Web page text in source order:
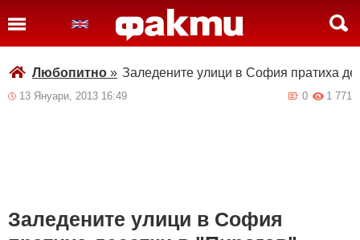
Любопитно » Заледените улици в София пратиха
13 Януари, 2013 16:49 1 771
0
Заледените улици в София